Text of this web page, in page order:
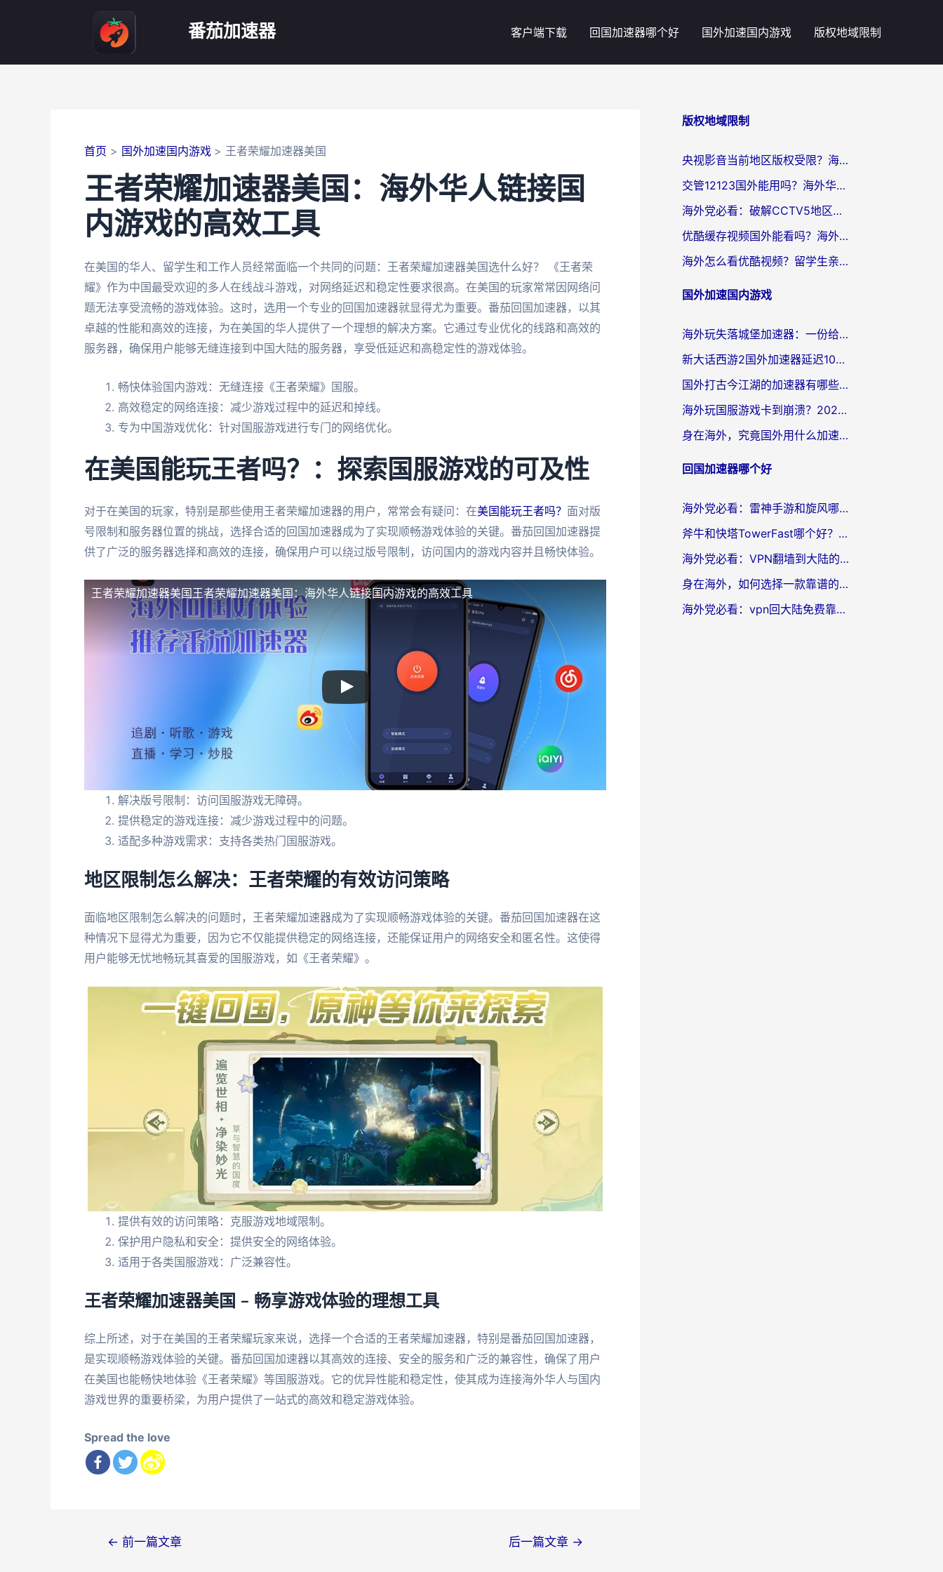
番茄加速器 客户端下载 回国加速器哪个好 国外加速国内游戏 版权地域限制
首页 国外加速国内游戏 王者荣耀加速器美国
王者荣耀加速器美国：海外华人链接国
内游戏的高效工具
在美国的华人、留学生和工作人员经常面临一个共同的问题：王者荣耀加速器美国选什么好？ 《王者荣
耀》作为中国最受欢迎的多人在线战斗游戏，对网络延迟和稳定性要求很高。在美国的玩家常常因网络问
题无法享受流畅的游戏体验。这时，选用一个专业的回国加速器就显得尤为重要。番茄回国加速器，以其
卓越的性能和高效的连接，为在美国的华人提供了一个理想的解决方案。它通过专业优化的线路和高效的
服务器，确保用户能够无缝连接到中国大陆的服务器，享受低延迟和高稳定性的游戏体验。
畅快体验国内游戏：无缝连接《王者荣耀》国服。
高效稳定的网络连接：减少游戏过程中的延迟和掉线。
专为中国游戏优化：针对国服游戏进行专门的网络优化。
在美国能玩王者吗？：探索国服游戏的可及性
对于在美国的玩家，特别是那些使用王者荣耀加速器的用户，常常会有疑问：在美国能玩王者吗？ 面对版
号限制和服务器位置的挑战，选择合适的回国加速器成为了实现顺畅游戏体验的关键。番茄回国加速器提
供了广泛的服务器选择和高效的连接，确保用户可以绕过版号限制，访问国内的游戏内容并且畅快体验。
王者荣耀加速器美国王者荣耀加速器美国：海外华人链接国内游戏的高效工具
解决版号限制：访问国服游戏无障碍。
提供稳定的游戏连接：减少游戏过程中的问题。
适配多种游戏需求：支持各类热门国服游戏。
地区限制怎么解决：王者荣耀的有效访问策略
面临地区限制怎么解决的问题时，王者荣耀加速器成为了实现顺畅游戏体验的关键。番茄回国加速器在这
种情况下显得尤为重要，因为它不仅能提供稳定的网络连接，还能保证用户的网络安全和匿名性。这使得
用户能够无忧地畅玩其喜爱的国服游戏，如《王者荣耀》。
提供有效的访问策略：克服游戏地域限制。
保护用户隐私和安全：提供安全的网络体验。
适用于各类国服游戏：广泛兼容性。
王者荣耀加速器美国 – 畅享游戏体验的理想工具
综上所述，对于在美国的王者荣耀玩家来说，选择一个合适的王者荣耀加速器，特别是番茄回国加速器，
是实现顺畅游戏体验的关键。番茄回国加速器以其高效的连接、安全的服务和广泛的兼容性，确保了用户
在美国也能畅快地体验《王者荣耀》等国服游戏。它的优异性能和稳定性，使其成为连接海外华人与国内
游戏世界的重要桥梁，为用户提供了一站式的高效和稳定游戏体验。
Spread the love
← 前一篇文章 后一篇文章 →
版权地域限制
央视影音当前地区版权受限？海外党追剧看片的终极解决方案来了
交管12123国外能用吗？海外华人亲测有效的回国加速器选择指南
海外党必看：破解CCTV5地区限制，这样看欧洲杯奥运直播才够爽！
优酷缓存视频国外能看吗？海外党追剧看片的终极解决方案来了
海外怎么看优酷视频？留学生亲测有效的回国加速器选择指南
国外加速国内游戏
海外玩失落城堡加速器：一份给漂泊玩家的网络自救指南
新大话西游2国外加速器延迟100以下怎么办？海外党实测有效的低延迟指南
国外打古今江湖的加速器有哪些游戏？一个海外玩家的终极选择指南
海外玩国服游戏卡到崩溃？2026加速器免费推荐+实用指南（亲测有效）
身在海外，究竟国外用什么加速器打wow好？
回国加速器哪个好
海外党必看：雷神手游和旋风哪个好？3分钟选对回国加速器，无缝刷国内剧玩游戏
斧牛和快塔TowerFast哪个好？海外党如何选对回国加速器
海外党必看：VPN翻墙到大陆的实用指南——从看CCTV5到选加速器，一篇全搞定
身在海外，如何选择一款靠谱的加速国内网络的加速器？
海外党必看：vpn回大陆免费靠谱吗？3步选对加速器实现无缝刷国内资源